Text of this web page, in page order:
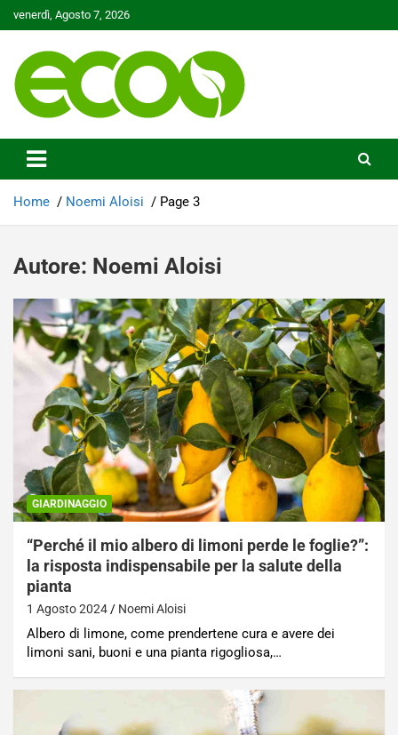
to
venerdì, Agosto 7, 2026
Ecoo.it
Home Noemi Aloisi Page 3
Autore: Noemi Aloisi
GIARDINAGGIO
“Perché il mio albero di limoni perde le foglie?”:
la risposta indispensabile per la salute della
pianta
1 Agosto 2024 Noemi Aloisi
Albero di limone, come prendertene cura e avere dei
limoni sani, buoni e una pianta rigogliosa,…